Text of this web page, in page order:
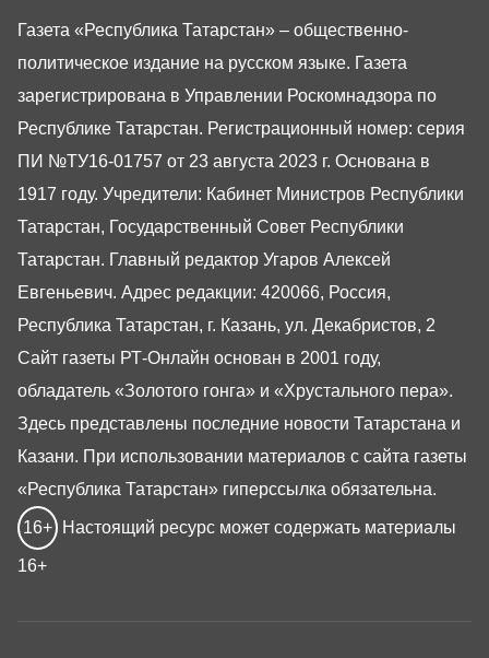
Газета «Республика Татарстан» – общественно-
политическое издание на русском языке. Газета
зарегистрирована в Управлении Роскомнадзора по
Республике Татарстан. Регистрационный номер: серия
ПИ №ТУ16-01757 от 23 августа 2023 г. Основана в
1917 году. Учредители: Кабинет Министров Республики
Татарстан, Государственный Совет Республики
Татарстан. Главный редактор Угаров Алексей
Евгеньевич. Адрес редакции: 420066, Россия,
Республика Татарстан, г. Казань, ул. Декабристов, 2
Сайт газеты РТ-Онлайн основан в 2001 году,
обладатель «Золотого гонга» и «Хрустального пера».
Здесь представлены последние новости Татарстана и
Казани. При использовании материалов с сайта газеты
«Республика Татарстан» гиперссылка обязательна.
16+ Настоящий ресурс может содержать материалы
16+